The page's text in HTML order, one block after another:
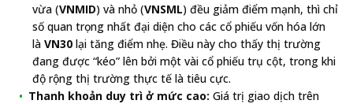
vừa (VNMID) và nhỏ (VNSML) đều giảm điểm mạnh, thì chỉ
số quan trọng nhất đại diện cho các cổ phiếu vốn hóa lớn
là VN30 lại tăng điểm nhẹ. Điều này cho thấy thị trường
đang được “kéo” lên bởi một vài cổ phiếu trụ cột, trong khi
độ rộng thị trường thực tế là tiêu cực.
Thanh khoản duy trì ở mức cao: Giá trị giao dịch trên